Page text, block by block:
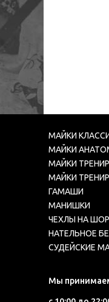
МАЙКИ
МАЙКИ
МАЙКИ
МАЙКИ
ГАМАШИ
МАНИШКИ
ЧЕХЛЫ НА
НАТЕЛЬНОЕ
СУДЕЙСКИЕ
Мы